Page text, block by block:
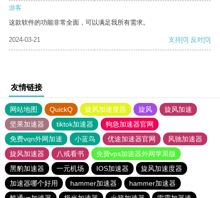
游客
这款软件的功能非常全面，可以满足我所有需求。
2024-03-21 支持[0] 反对[0]
友情链接
网站地图 QuickQ 旋风加速度器 旋风
旋风加速
坚果加速器
tiktok加速器
狗急加速器官网
免费vqn外网加速
小蓝鸟 优途加速器官网
风驰加速器
旋风加速器
八戒看书
免费vps加速器外网苹果版
黑豹加速器
一元机场 IOS加速器
旋风加速度器
加速器哪个好用
hammer加速器
hammer加速器